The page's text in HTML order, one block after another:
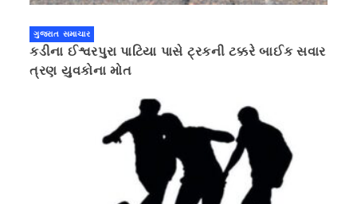
ગુજરાત સમાચાર
કડીના ઈશ્વરપુરા પાટિયા પાસે ટ્રકની ટક્કરે બાઈક સવાર
ત્રણ યુવકોના મોત